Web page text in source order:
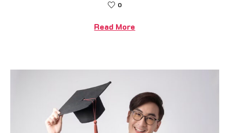
0
Read More